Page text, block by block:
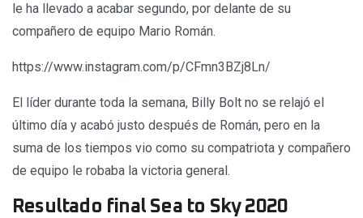
le ha llevado a acabar segundo, por delante de su
compañero de equipo Mario Román.
https://www.instagram.com/p/CFmn3BZj8Ln/
El líder durante toda la semana, Billy Bolt no se relajó el
último día y acabó justo después de Román, pero en la
suma de los tiempos vio como su compatriota y compañero
de equipo le robaba la victoria general.
Resultado final Sea to Sky 2020